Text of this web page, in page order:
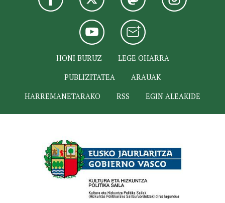
HONI BURUZ
LEGE OHARRA
PUBLIZITATEA
ARAUAK
HARREMANETARAKO
RSS EGIN ALEAKIDE